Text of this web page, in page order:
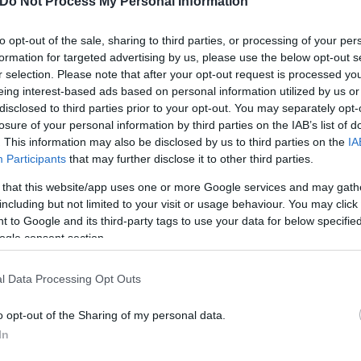
opt-out of the sale, sharing to third parties, or processing of your
for targeted advertising by us, please use the below opt-out
selection. Please note that after your opt-out request is processed
interest-based ads based on personal information utilized by us
to third parties prior to your opt-out. You may separately
of your personal information by third parties on the IAB’s list of
This information may also be disclosed by us to third parties on the
Participants that may further disclose it to other third parties.
that this website/app uses one or more Google services and may
but not limited to your visit or usage behaviour. You may
to Google and its third-party tags to use your data for below
consent section.
Data Processing Opt Outs
opt-out of the Sharing of my personal data.
νέο κόμμα Τσίπρα.
ιδιαίτερα από τις ανησυχίες του
στέλεχος σημειώνει στη στήλη πως η
νόμου, πολλώ δε μάλλον, της αύξησης του